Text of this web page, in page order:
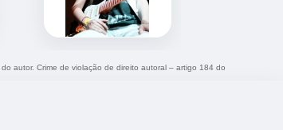
autor. Crime de violação de direito autoral – artigo 184 do